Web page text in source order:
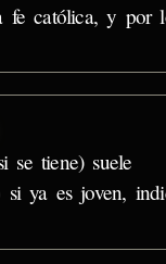
fe católica, y por
se tiene) suele
si ya es joven,